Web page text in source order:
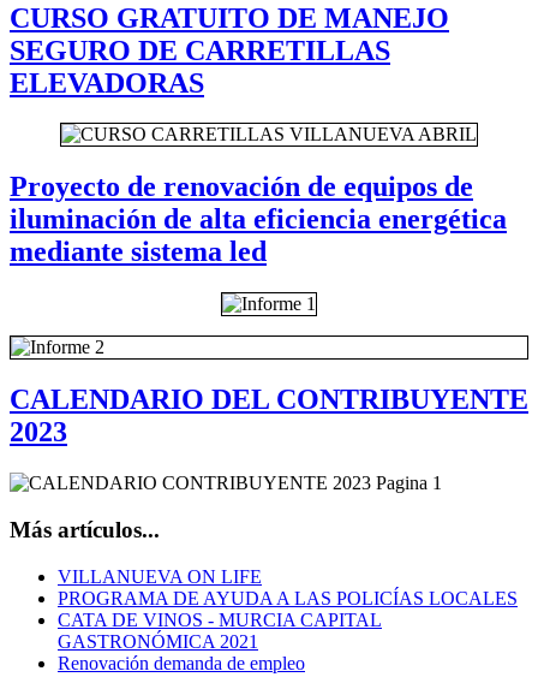
CURSO GRATUITO DE MANEJO
SEGURO DE CARRETILLAS
ELEVADORAS
Proyecto de renovación de equipos de
iluminación de alta eficiencia energética
mediante sistema led
CALENDARIO DEL CONTRIBUYENTE
2023
Más artículos...
VILLANUEVA ON LIFE
PROGRAMA DE AYUDA A LAS POLICÍAS LOCALES
CATA DE VINOS - MURCIA CAPITAL
GASTRONÓMICA 2021
Renovación demanda de empleo